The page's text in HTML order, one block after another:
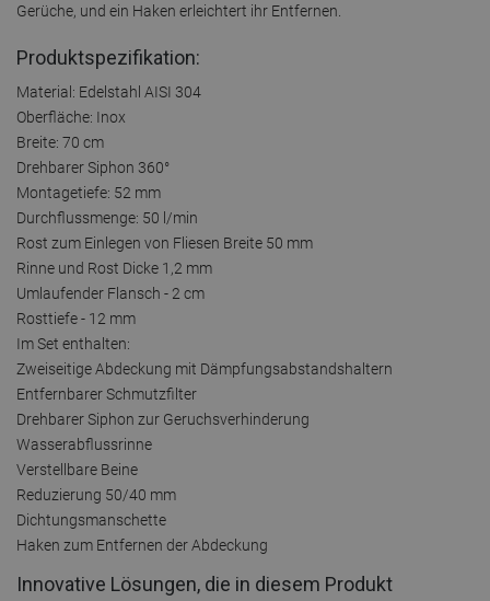
Gerüche, und ein Haken erleichtert ihr Entfernen.
Produktspezifikation:
Material: Edelstahl AISI 304
Oberfläche: Inox
Breite: 70 cm
Drehbarer Siphon 360°
Montagetiefe: 52 mm
Durchflussmenge: 50 l/min
Rost zum Einlegen von Fliesen Breite 50 mm
Rinne und Rost Dicke 1,2 mm
Umlaufender Flansch - 2 cm
Rosttiefe - 12 mm
Im Set enthalten:
Zweiseitige Abdeckung mit Dämpfungsabstandshaltern
Entfernbarer Schmutzfilter
Drehbarer Siphon zur Geruchsverhinderung
Wasserabflussrinne
Verstellbare Beine
Reduzierung 50/40 mm
Dichtungsmanschette
Haken zum Entfernen der Abdeckung
Innovative Lösungen, die in diesem Produkt